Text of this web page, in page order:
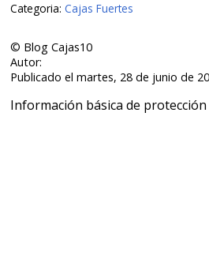
Categoria:Cajas Fuertes
© Blog Cajas10
Autor:
Publicado el martes, 28 de junio de
Información básica de